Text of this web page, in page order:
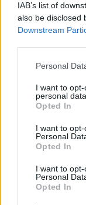
IAB’s list of
also be disclosed
Downstream
Please note that
not limited to
grant or deny
use your data for
consent section.
Personal
I want to
personal data.
Opted In
I want to
Personal
Opted In
I want to
Personal
Opted In
Keskikokoiset
Pienet
Yhtiömuodot
Yksityinen
Osuuskunta
Järjestöt ja